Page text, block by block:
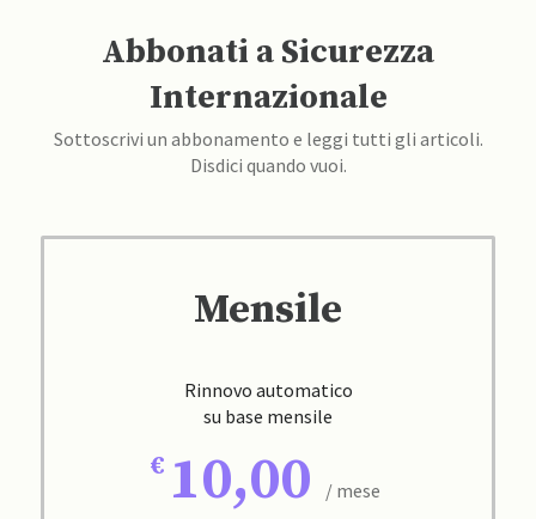
Abbonati a Sicurezza
Internazionale
Sottoscrivi un abbonamento e leggi tutti gli articoli.
Disdici quando vuoi.
Mensile
Rinnovo automatico
su base mensile
10,00 / mese